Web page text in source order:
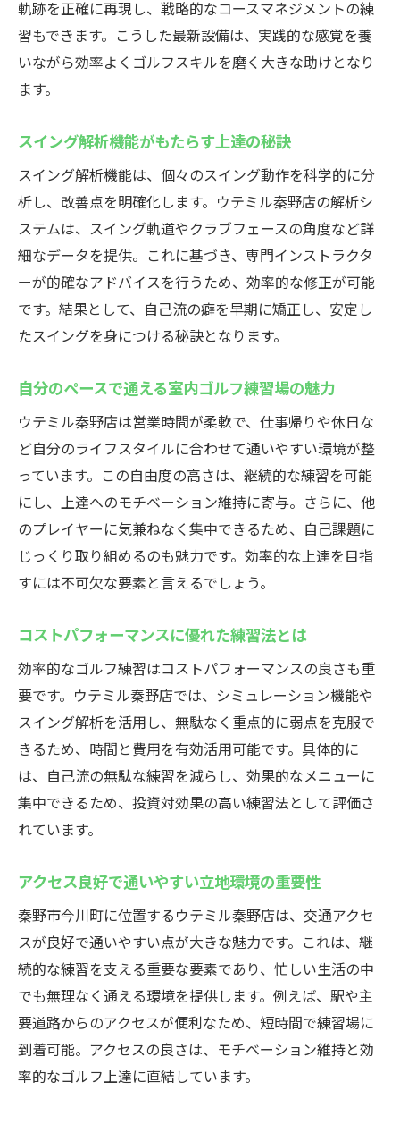
軌跡を正確に再現し、戦略的なコースマネジメントの練
習もできます。こうした最新設備は、実践的な感覚を養
いながら効率よくゴルフスキルを磨く大きな助けとなり
ます。
スイング解析機能がもたらす上達の秘訣
スイング解析機能は、個々のスイング動作を科学的に分
析し、改善点を明確化します。ウテミル秦野店の解析シ
ステムは、スイング軌道やクラブフェースの角度など詳
細なデータを提供。これに基づき、専門インストラクタ
ーが的確なアドバイスを行うため、効率的な修正が可能
です。結果として、自己流の癖を早期に矯正し、安定し
たスイングを身につける秘訣となります。
自分のペースで通える室内ゴルフ練習場の魅力
ウテミル秦野店は営業時間が柔軟で、仕事帰りや休日な
ど自分のライフスタイルに合わせて通いやすい環境が整
っています。この自由度の高さは、継続的な練習を可能
にし、上達へのモチベーション維持に寄与。さらに、他
のプレイヤーに気兼ねなく集中できるため、自己課題に
じっくり取り組めるのも魅力です。効率的な上達を目指
すには不可欠な要素と言えるでしょう。
コストパフォーマンスに優れた練習法とは
効率的なゴルフ練習はコストパフォーマンスの良さも重
要です。ウテミル秦野店では、シミュレーション機能や
スイング解析を活用し、無駄なく重点的に弱点を克服で
きるため、時間と費用を有効活用可能です。具体的に
は、自己流の無駄な練習を減らし、効果的なメニューに
集中できるため、投資対効果の高い練習法として評価さ
れています。
アクセス良好で通いやすい立地環境の重要性
秦野市今川町に位置するウテミル秦野店は、交通アクセ
スが良好で通いやすい点が大きな魅力です。これは、継
続的な練習を支える重要な要素であり、忙しい生活の中
でも無理なく通える環境を提供します。例えば、駅や主
要道路からのアクセスが便利なため、短時間で練習場に
到着可能。アクセスの良さは、モチベーション維持と効
率的なゴルフ上達に直結しています。